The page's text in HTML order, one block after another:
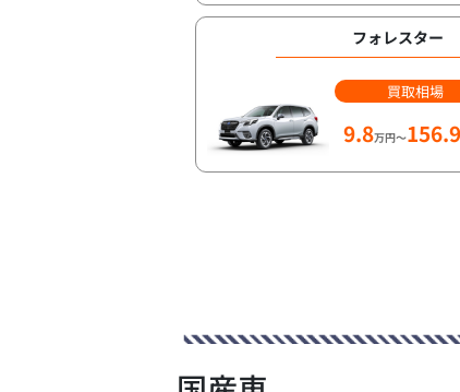
フォレスター
買取相場
9.8万円～